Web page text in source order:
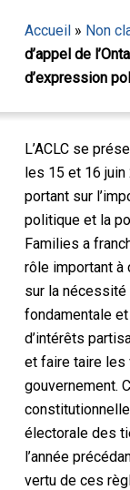
Accueil» Non
d’appel de
d’expression
L’ACLC se
les 15 et 16
portant sur
politique et la
Families a
rôle important à
sur la
fondamentale
d’intérêts
et faire taire les
gouvernement.
électorale des
l’année
vertu de ces